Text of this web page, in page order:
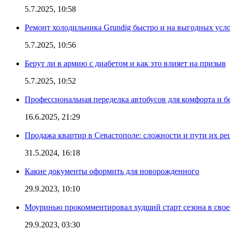
5.7.2025, 10:58
Ремонт холодильника Grundig быстро и на выгодных
5.7.2025, 10:56
Берут ли в армию с диабетом и как это влияет на призыв
5.7.2025, 10:52
Профессиональная переделка автобусов для комфорта и
16.6.2025, 21:29
Продажа квартир в Севастополе: сложности и пути их
31.5.2024, 16:18
Какие документы оформить для новорожденного
29.9.2023, 10:10
Моуринью прокомментировал худший старт сезона в
29.9.2023, 03:30